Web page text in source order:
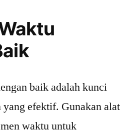
baik adalah kunci
efektif. Gunakan alat
waktu untuk